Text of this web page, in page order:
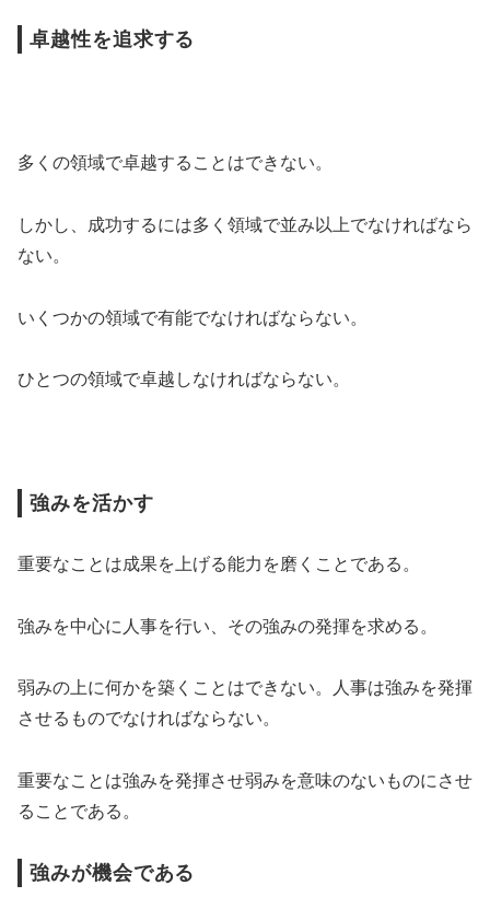
卓越性を追求する
多くの領域で卓越することはできない。
しかし、成功するには多く領域で並み以上でなければなら
ない。
いくつかの領域で有能でなければならない。
ひとつの領域で卓越しなければならない。
強みを活かす
重要なことは成果を上げる能力を磨くことである。
強みを中心に人事を行い、その強みの発揮を求める。
弱みの上に何かを築くことはできない。人事は強みを発揮
させるものでなければならない。
重要なことは強みを発揮させ弱みを意味のないものにさせ
ることである。
強みが機会である